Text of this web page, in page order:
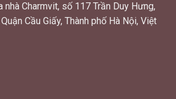
nhà Charmvit, số 117 Trần Duy Hưng,
Cầu Giấy, Thành phố Hà Nội, Việt